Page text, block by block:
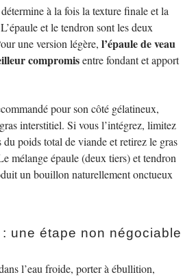
à la fois la texture finale et la
et le tendron sont les deux
une version légère, l’épaule de veau
compromisentre fondant et apport
pour son côté gélatineux,
interstitiel. Si vous l’intégrez, limitez
poids total de viande et retirez le gras
mélange épaule (deux tiers) et tendron
un bouillon naturellement onctueux
une étape non négociable
l’eau froide, porter à ébullition,